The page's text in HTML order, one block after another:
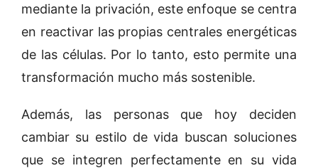
mediante la privación, este enfoque se centra
en reactivar las propias centrales energéticas
de las células. Por lo tanto, esto permite una
transformación mucho más sostenible.
Además, las personas que hoy deciden
cambiar su estilo de vida buscan soluciones
que se integren perfectamente en su vida